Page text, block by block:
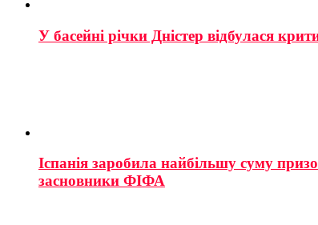
У басейні річки Дністер відбулася
Іспанія заробила найбільшу суму
засновники ФІФА